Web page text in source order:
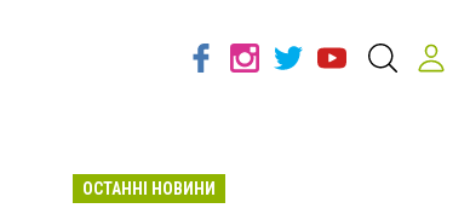
ОСТАННІ НОВИНИ